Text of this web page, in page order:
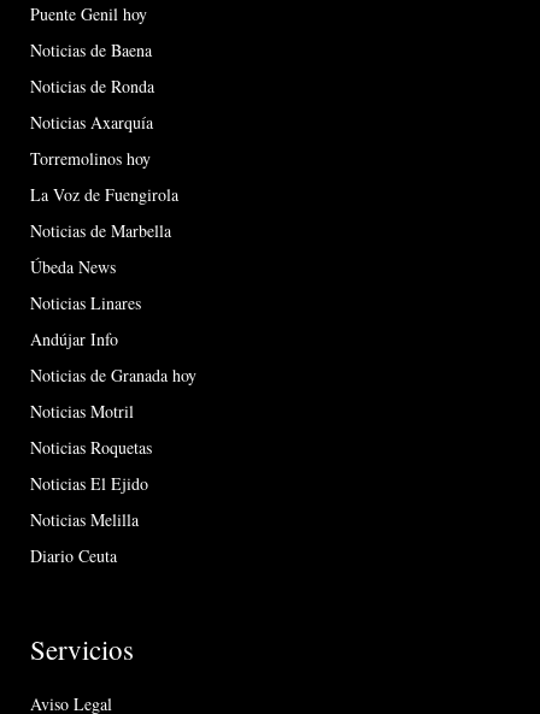
Puente Genil hoy
Noticias de Baena
Noticias de Ronda
Noticias Axarquía
Torremolinos hoy
La Voz de Fuengirola
Noticias de Marbella
Úbeda News
Noticias Linares
Andújar Info
Noticias de Granada hoy
Noticias Motril
Noticias Roquetas
Noticias El Ejido
Noticias Melilla
Diario Ceuta
Servicios
Aviso Legal